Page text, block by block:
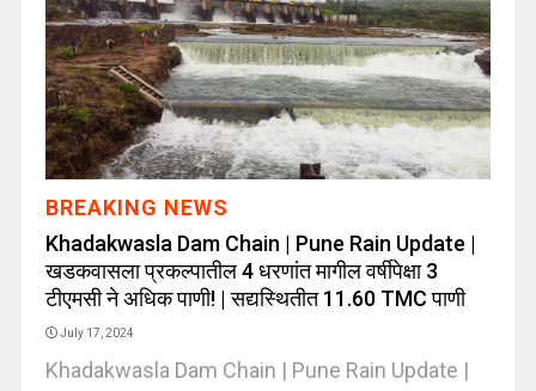
BREAKING NEWS
Khadakwasla Dam Chain | Pune Rain Update |
खडकवासला प्रकल्पातील 4 धरणांत मागील वर्षीपेक्षा 3
टीएमसी ने अधिक पाणी! | सद्यस्थितीत 11.60 TMC पाणी
July 17, 2024
Khadakwasla Dam Chain | Pune Rain Update |